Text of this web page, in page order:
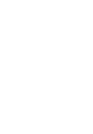
の親族関係が確認
場合、両者の親族